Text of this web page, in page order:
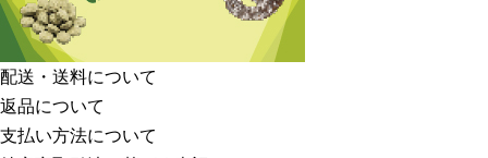
配送・送料について
返品について
支払い方法について